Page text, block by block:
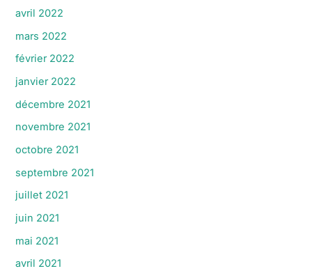
avril 2022
mars 2022
février 2022
janvier 2022
décembre 2021
novembre 2021
octobre 2021
septembre 2021
juillet 2021
juin 2021
mai 2021
avril 2021